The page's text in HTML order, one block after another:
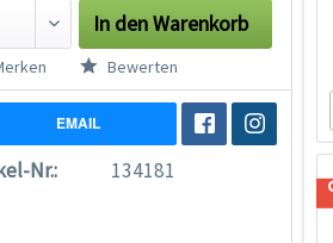
In den Warenkorb
Bewerten
EMAIL
Nr.: 134181